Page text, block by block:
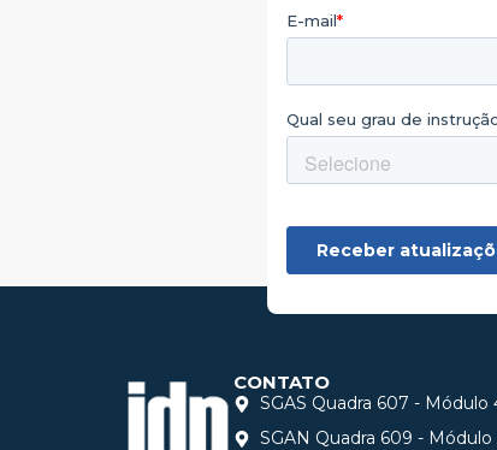
CONTATO
SGAS Quadra 607 -
SGAN Quadra 609 -